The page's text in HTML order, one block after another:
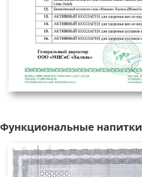
Функциональные напитки